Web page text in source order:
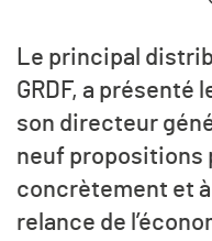
Le principal
GRDF, a présenté
son directeur
neuf propositions
concrètement et
relance de